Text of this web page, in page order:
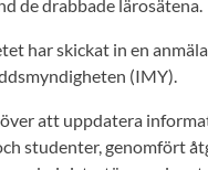
de drabbade lärosätena.
har skickat in en
(IMY).
att uppdatera
studenter, genomfört